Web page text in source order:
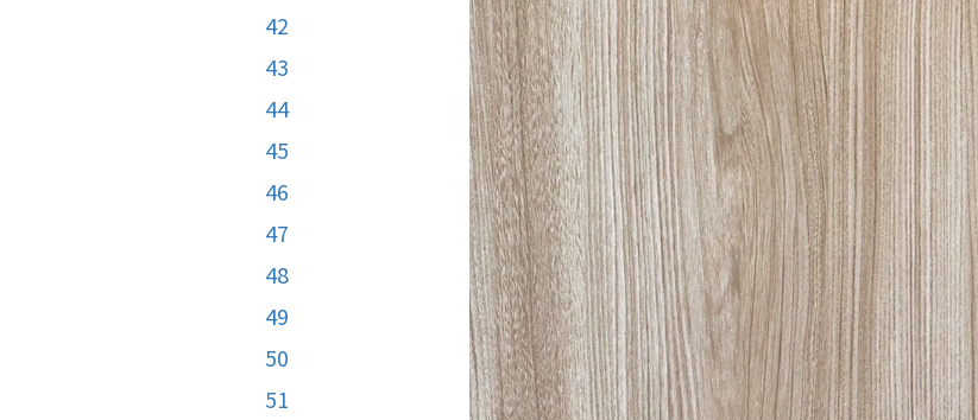
42
43
44
45
46
47
48
49
50
51